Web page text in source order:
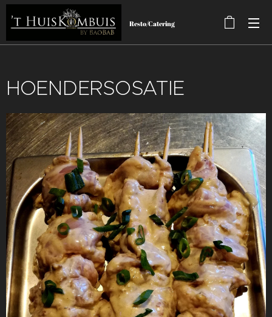
Resto/Catering
HOENDERSOSATIE